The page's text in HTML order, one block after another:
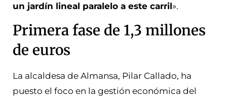
un jardín lineal paralelo a este carril».
Primera fase de 1,3 millones
de euros
La alcaldesa de Almansa, Pilar Callado, ha
puesto el foco en la gestión económica del